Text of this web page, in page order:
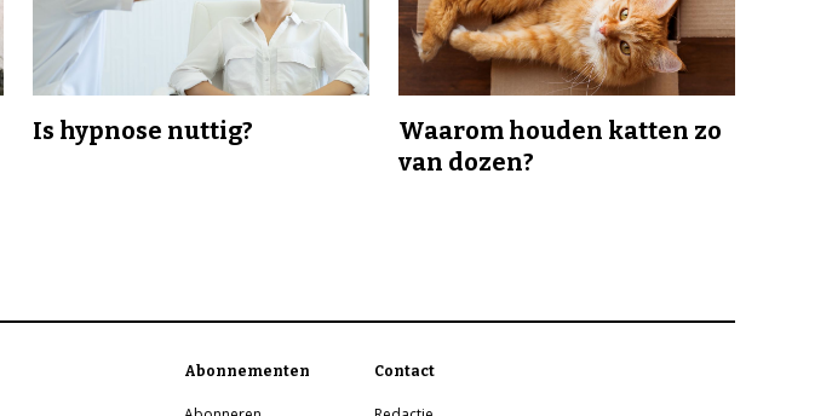
Is hypnose nuttig?
Waarom houden katten zo
van dozen?
Abonnementen Contact